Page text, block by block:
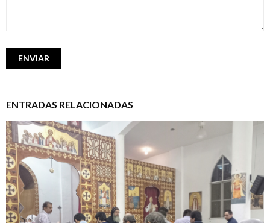
ENTRADAS RELACIONADAS